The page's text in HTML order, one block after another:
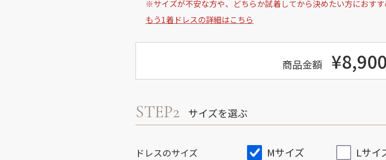
※サイズが不安な方や、どちらか試着してから決めたい方におす
もう1着ドレスの詳細はこちら
商品金額 ¥8,900
STEP2 サイズを選ぶ
ドレスのサイズ Mサイズ Lサイ